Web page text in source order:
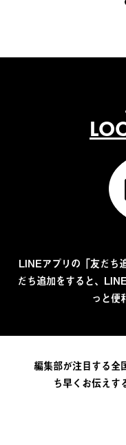
LINEアプリの「友だち
だち追加をすると、
っと便
編集部が注目する全
ち早くお伝えす